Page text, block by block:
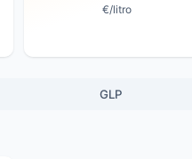
€/litro
GLP